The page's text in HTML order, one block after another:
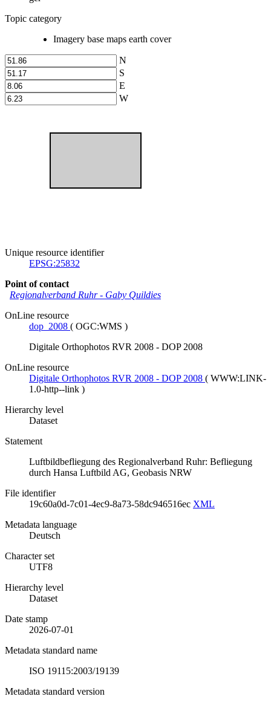
Topic category
Imagery base maps earth cover
N
S
E
W
Unique resource identifier
EPSG:25832
Point of contact
Regionalverband Ruhr- Gaby Quildies
OnLine resource
dop_2008 ( OGC:WMS )
Digitale Orthophotos RVR 2008 - DOP 2008
OnLine resource
Digitale Orthophotos RVR 2008 - DOP 2008 ( WWW:LINK-
1.0-http--link )
Hierarchy level
Dataset
Statement
Luftbildbefliegung des Regionalverband Ruhr: Befliegung
durch Hansa Luftbild AG, Geobasis NRW
File identifier
19c60a0d-7c01-4ec9-8a73-58dc946516ec XML
Metadata language
Deutsch
Character set
UTF8
Hierarchy level
Dataset
Date stamp
2026-07-01
Metadata standard name
ISO 19115:2003/19139
Metadata standard version